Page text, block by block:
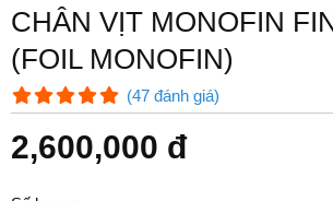
CHÂN VỊT MONOFIN
(FOIL MONOFIN)
(47 đánh giá)
2,600,000 đ